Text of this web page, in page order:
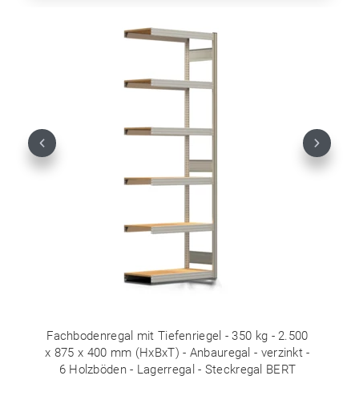
Fachbodenregal mit Tiefenriegel - 350 kg - 2.500
x 875 x 400 mm (HxBxT) - Anbauregal - verzinkt -
6 Holzböden - Lagerregal - Steckregal BERT
Previous Next